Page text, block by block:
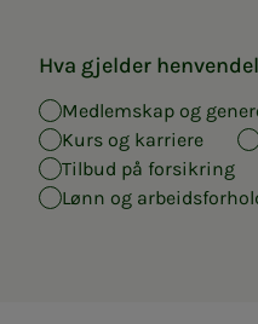
Hva gjelder
Medlemskap og
Kurs og karriere
Tilbud på forsikring
Lønn og